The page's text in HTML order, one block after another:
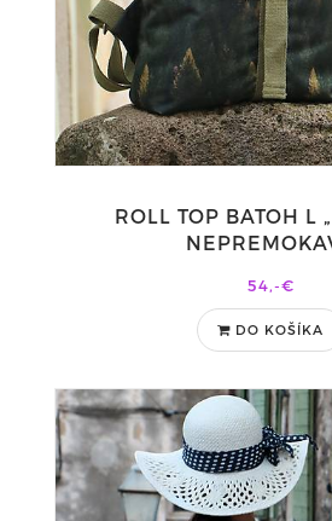
ROLL TOP BATOH L
54,-€
DO KOŠÍKA